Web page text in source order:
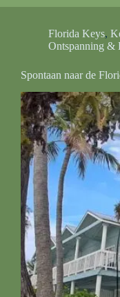
Florida Keys,
Ontspanning &
Spontaan naar de